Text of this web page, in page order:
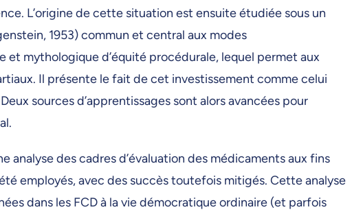
L’origine de cette situation est ensuite étudiée sous un
1953) commun et central aux modes
et mythologiqued’équité procédurale, lequel permet aux
Il présente le fait de cet investissement comme celui
sources d’apprentissages sont alors avancées pour
des cadres d’évaluation des médicaments aux fins
employés, avec des succès toutefois mitigés. Cette analyse
dans les FCD à la vie démocratique ordinaire (et parfois